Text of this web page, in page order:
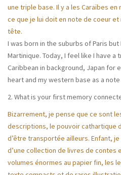
une triple base. Il y a les Caraïbes
ce que je lui doit en note de coeur
tête.
I was born in the suburbs of Paris
Martinique. Today, I feel like I have a
Caribbean in background, Japan for
heart and my western base as a
2. What is your first memory
Bizarrement, je pense que ce sont
descriptions, le pouvoir cathartique
d’être transportée ailleurs. Enfant,
d’une collection de livres de contes
volumes énormes au papier fin, les